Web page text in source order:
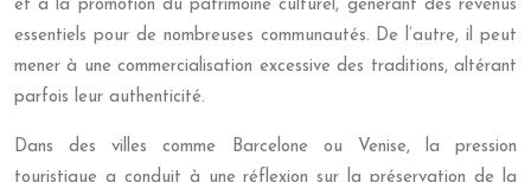
et à la promotion du patrimoine culturel, générant des revenus
essentiels pour de nombreuses communautés. De l’autre, il peut
mener à une commercialisation excessive des traditions, altérant
parfois leur authenticité.
Dans des villes comme Barcelone ou Venise, la pression
touristique a conduit à une réflexion sur la préservation de la